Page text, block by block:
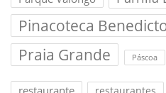
Pinacoteca
Praia Grande
Páscoa